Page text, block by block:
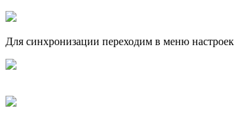
Для синхронизации переходим в меню